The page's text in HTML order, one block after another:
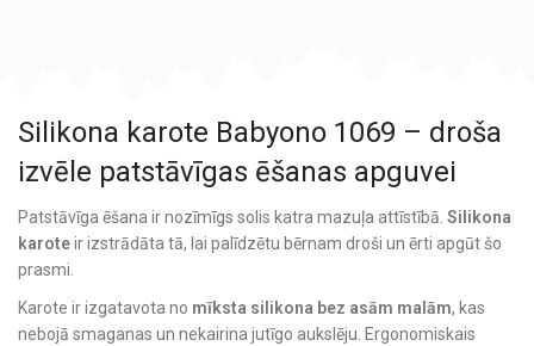
Silikona karote Babyono 1069 – droša
izvēle patstāvīgas ēšanas apguvei
Patstāvīga ēšana ir nozīmīgs solis katra mazuļa attīstībā. Silikona
karoteir izstrādāta tā, lai palīdzētu bērnam droši un ērti apgūt šo
prasmi.
Karote ir izgatavota no mīksta silikona bez asām malām, kas
nebojā smaganas un nekairina jutīgo aukslēju. Ergonomiskais